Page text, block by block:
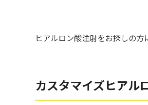
ヒアルロン酸注射をお探しの方
カスタマイズヒアル